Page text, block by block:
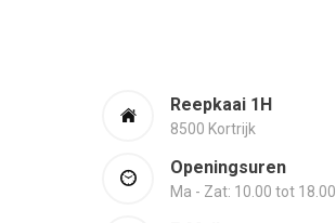
Reepkaai 1H
8500 Kortrijk
Openingsuren
Ma - Zat: 10.00 tot 18.00